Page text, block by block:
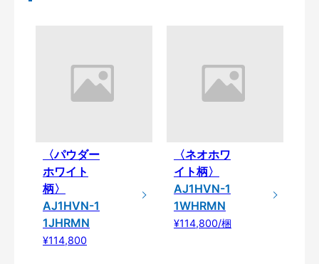
〈パウダー
ホワイト
柄〉
AJ1HVN-1
1JHRMN
¥114,800
〈ネオホワ
イト柄〉
AJ1HVN-1
1WHRMN
¥114,800/梱